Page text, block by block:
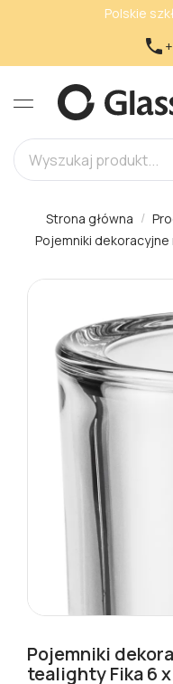
Polskie

Strona główna
Pojemniki dekoracyjne
Pojemniki
tealighty Fika 6